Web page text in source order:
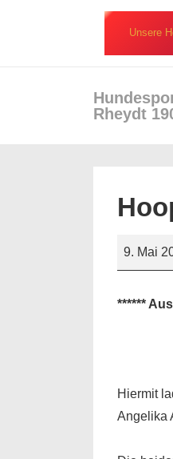
Unsere
Rheydt
Hoopers-
Seminar
9. Mai
******
Hiermit
Angelika